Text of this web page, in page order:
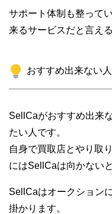
サポート体制も整って
来るサービスだと言え
おすすめ出来ない人
SellCaがおすすめ出来
たい人です。
自身で買取店とやり取
にはSellCaは向かない
SellCaはオークション
掛かります。